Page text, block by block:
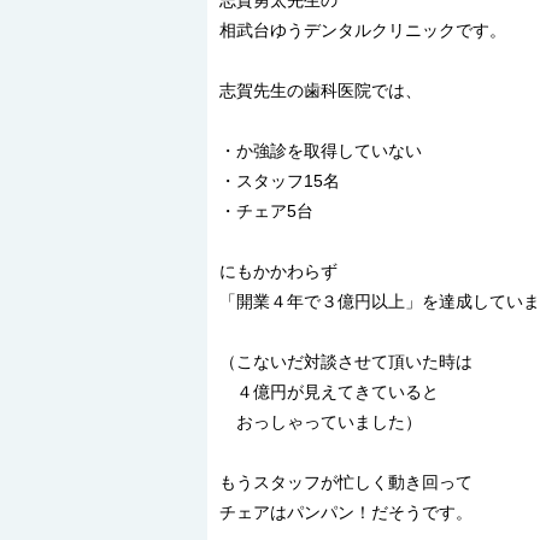
相武台ゆうデンタルクリニックです。
志賀先生の歯科医院では、
・か強診を取得していない
・スタッフ15名
・チェア5台
にもかかわらず
「開業４年で３億円以上」を達成してい
（こないだ対談させて頂いた時は
４億円が見えてきていると
おっしゃっていました）
もうスタッフが忙しく動き回って
チェアはパンパン！だそうです。